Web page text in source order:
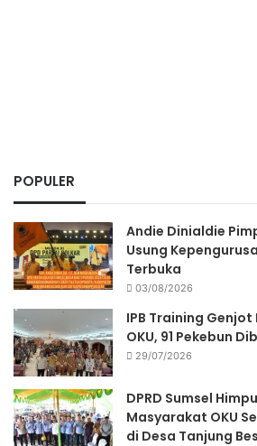
POPULER
Andie Dinialdie
Usung
Terbuka
03/08/2026
IPB Training
OKU, 91 Pekebun
29/07/2026
DPRD Sumsel
Masyarakat OKU
di Desa Tanjung